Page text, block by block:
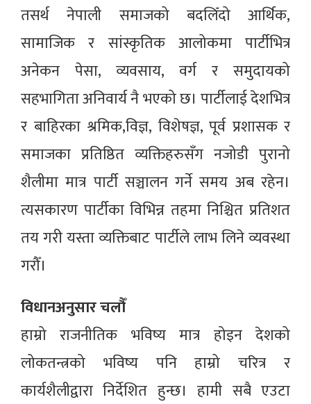
तसर्थ नेपाली समाजको बदलिँदो आर्थिक,
सामाजिक र सांस्कृतिक आलोकमा पार्टीभित्र
अनेकन पेसा, व्यवसाय, वर्ग र समुदायको
सहभागिता अनिवार्य नै भएको छ। पार्टीलाई देशभित्र
र बाहिरका श्रमिक,विज्ञ, विशेषज्ञ, पूर्व प्रशासक र
समाजका प्रतिष्ठित व्यक्तिहरुसँग नजोडी पुरानो
शैलीमा मात्र पार्टी सञ्चालन गर्ने समय अब रहेन।
त्यसकारण पार्टीका विभिन्न तहमा निश्चित प्रतिशत
तय गरी यस्ता व्यक्तिबाट पार्टीले लाभ लिने व्यवस्था
गरौँ।
विधानअनुसार चलौँ
हाम्रो राजनीतिक भविष्य मात्र होइन देशको
लोकतन्त्रको भविष्य पनि हाम्रो चरित्र र
कार्यशैलीद्वारा निर्देशित हुन्छ। हामी सबै एउटा